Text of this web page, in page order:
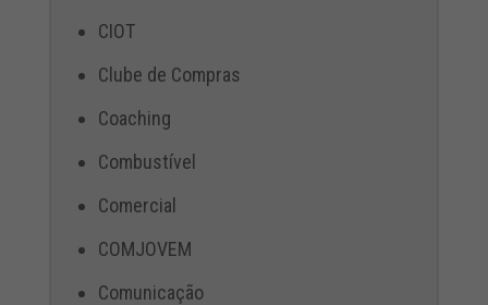
CIOT
Clube de Compras
Coaching
Combustível
Comercial
COMJOVEM
Comunicação